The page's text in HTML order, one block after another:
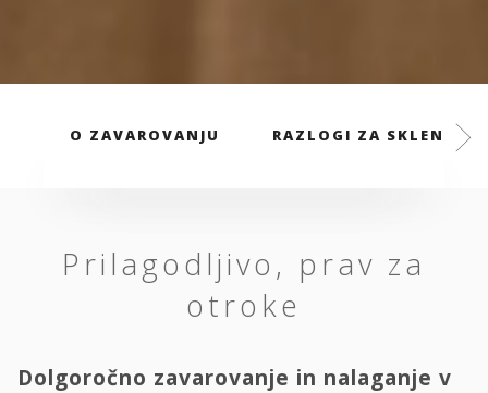
O ZAVAROVANJU RAZLOGI ZA SKLENITEV
Prilagodljivo, prav za
otroke
Dolgoročno zavarovanje in nalaganje v